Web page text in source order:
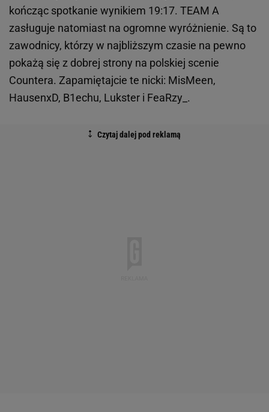
kończąc spotkanie wynikiem 19:17. TEAM A
zasługuje natomiast na ogromne wyróżnienie. Są to
zawodnicy, którzy w najbliższym czasie na pewno
pokażą się z dobrej strony na polskiej scenie
Countera. Zapamiętajcie te nicki: MisMeen,
HausenxD, B1echu, Lukster i FeaRzy_.